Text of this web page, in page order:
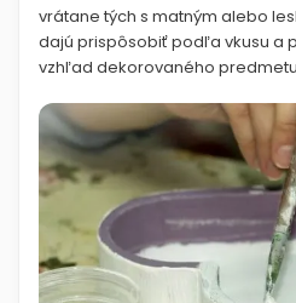
vrátane tých s matným alebo
dajú prispôsobiť podľa vkusu a
vzhľad dekorovaného